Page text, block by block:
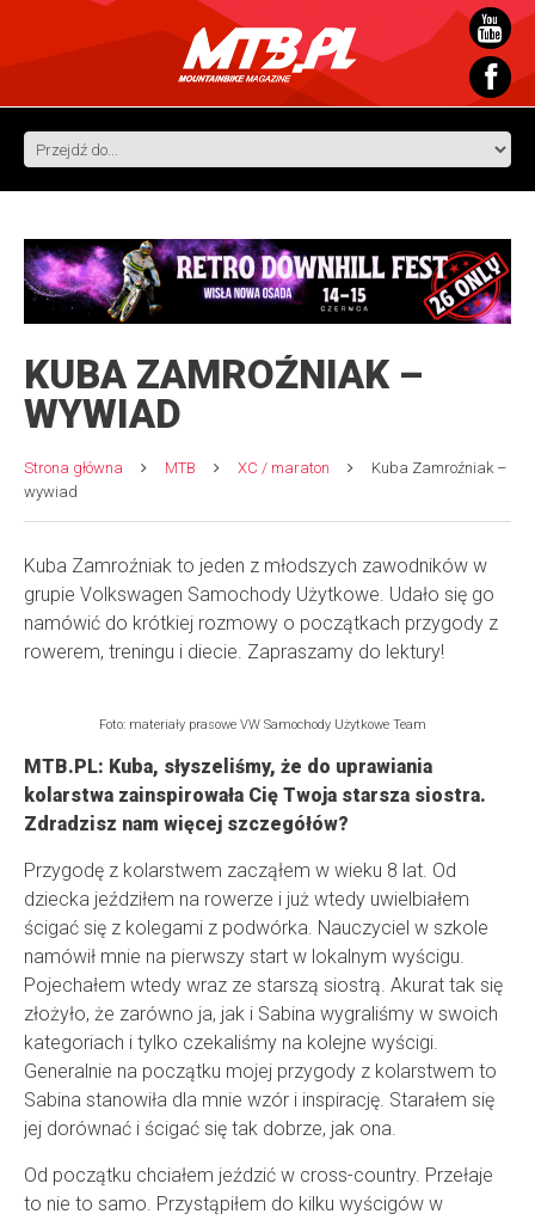
KUBA ZAMROŹNIAK –
WYWIAD
Strona główna MTB XC / maraton
Kuba Zamroźniak –
wywiad
Kuba Zamroźniak to jeden z młodszych zawodników w
grupie Volkswagen Samochody Użytkowe. Udało się go
namówić do krótkiej rozmowy o początkach przygody z
rowerem, treningu i diecie. Zapraszamy do lektury!
Foto: materiały prasowe VW Samochody Użytkowe Team
MTB.PL: Kuba, słyszeliśmy, że do uprawiania
kolarstwa zainspirowała Cię Twoja starsza siostra.
Zdradzisz nam więcej szczegółów?
Przygodę z kolarstwem zacząłem w wieku 8 lat. Od
dziecka jeździłem na rowerze i już wtedy uwielbiałem
ścigać się z kolegami z podwórka. Nauczyciel w szkole
namówił mnie na pierwszy start w lokalnym wyścigu.
Pojechałem wtedy wraz ze starszą siostrą. Akurat tak się
złożyło, że zarówno ja, jak i Sabina wygraliśmy w swoich
kategoriach i tylko czekaliśmy na kolejne wyścigi.
Generalnie na początku mojej przygody z kolarstwem to
Sabina stanowiła dla mnie wzór i inspirację. Starałem się
jej dorównać i ścigać się tak dobrze, jak ona.
Od początku chciałem jeździć w cross-country. Przełaje
to nie to samo. Przystąpiłem do kilku wyścigów w